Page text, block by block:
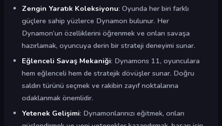
Zengin Yaratık Koleksiyonu: Oyunda her biri farklı
güçlere sahip yüzlerce Dynamon bulunur. Her
Dynamon’un özelliklerini öğrenmek ve onları savaşa
hazırlamak, oyuncuya derin bir strateji deneyimi sunar.
Eğlenceli Savaş Mekaniği: Dynamons 11, oyunculara
hem eğlenceli hem de stratejik dövüşler sunar. Doğru
saldırı türünü seçmek ve rakibin zayıf noktalarına
odaklanmak önemlidir.
Yetenek Gelişimi: Dynamonlarınızı eğitmek, onları